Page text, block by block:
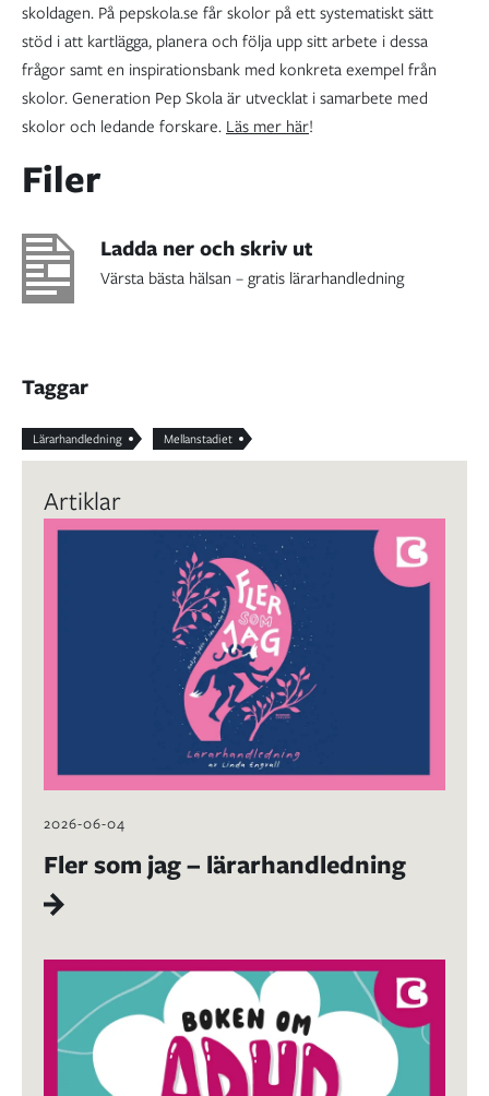
skoldagen. På pepskola.se får skolor på ett systematiskt sätt
stöd i att kartlägga, planera och följa upp sitt arbete i dessa
frågor samt en inspirationsbank med konkreta exempel från
skolor. Generation Pep Skola är utvecklat i samarbete med
skolor och ledande forskare. Läs mer här!
Filer
Ladda ner och skriv ut
Värsta bästa hälsan – gratis lärarhandledning
Taggar
Lärarhandledning Mellanstadiet
Artiklar
2026-06-04
Fler som jag – lärarhandledning